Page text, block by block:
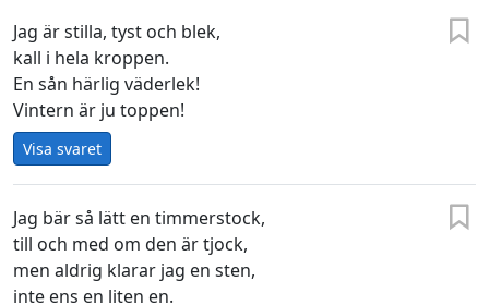
Jag är stilla, tyst och blek,
kall i hela kroppen.
En sån härlig väderlek!
Vintern är ju toppen!
Visa svaret
Jag bär så lätt en timmerstock,
till och med om den är tjock,
men aldrig klarar jag en sten,
inte ens en liten en.